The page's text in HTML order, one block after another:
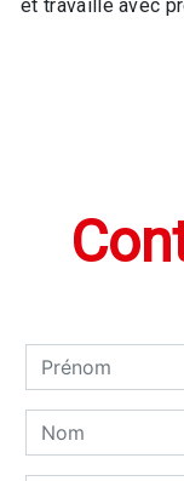
et travaille avec